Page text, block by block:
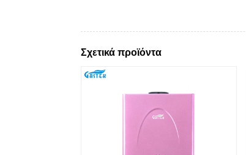
Σχετικά προϊόντα